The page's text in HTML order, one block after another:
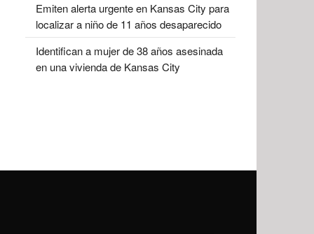
Emiten alerta urgente en Kansas City para
localizar a niño de 11 años desaparecido
Identifican a mujer de 38 años asesinada
en una vivienda de Kansas City